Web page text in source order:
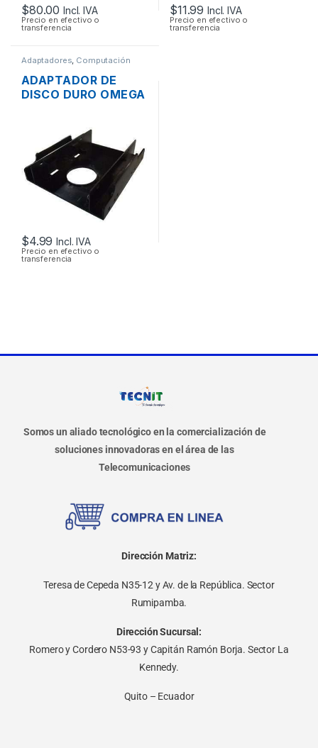
$80.00 Incl. IVA
Precio en efectivo o
transferencia
$11.99 Incl. IVA
Precio en efectivo o
transferencia
Adaptadores, Computación
ADAPTADOR DE
DISCO DURO OMEGA
$4.99 Incl. IVA
Precio en efectivo o
transferencia
Somos un aliado tecnológico en la comercialización de
soluciones innovadoras en el área de las
Telecomunicaciones
Dirección Matriz:
Teresa de Cepeda N35-12 y Av. de la República. Sector
Rumipamba.
Dirección Sucursal:
Romero y Cordero N53-93 y Capitán Ramón Borja. Sector La
Kennedy.
Quito – Ecuador